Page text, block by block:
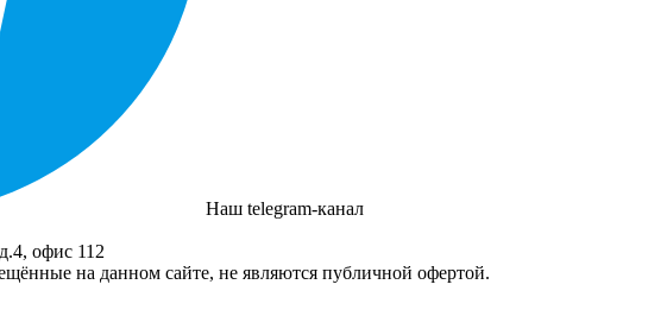
Наш telegram-канал
офис 112
на данном сайте, не являются публичной офертой.